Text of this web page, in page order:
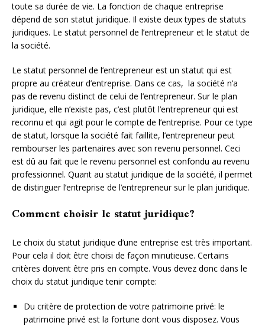
toute sa durée de vie. La fonction de chaque entreprise
dépend de son statut juridique. Il existe deux types de statuts
juridiques. Le statut personnel de l’entrepreneur et le statut de
la société.
Le statut personnel de l’entrepreneur est un statut qui est
propre au créateur d’entreprise. Dans ce cas, la société n’a
pas de revenu distinct de celui de l’entrepreneur. Sur le plan
juridique, elle n’existe pas, c’est plutôt l’entrepreneur qui est
reconnu et qui agit pour le compte de l’entreprise. Pour ce type
de statut, lorsque la société fait faillite, l’entrepreneur peut
rembourser les partenaires avec son revenu personnel. Ceci
est dû au fait que le revenu personnel est confondu au revenu
professionnel. Quant au statut juridique de la société, il permet
de distinguer l’entreprise de l’entrepreneur sur le plan juridique.
Comment choisir le statut juridique?
Le choix du statut juridique d’une entreprise est très important.
Pour cela il doit être choisi de façon minutieuse. Certains
critères doivent être pris en compte. Vous devez donc dans le
choix du statut juridique tenir compte:
Du critère de protection de votre patrimoine privé: le
patrimoine privé est la fortune dont vous disposez. Vous